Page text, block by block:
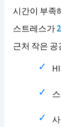
시간이 부족
스트레스가
근처 작은